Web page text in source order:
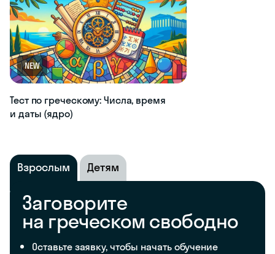
NEW
Тест по греческому: Числа, время
и даты (ядро)
Взрослым Детям
Заговорите
на греческом свободно
Оставьте заявку, чтобы начать обучение